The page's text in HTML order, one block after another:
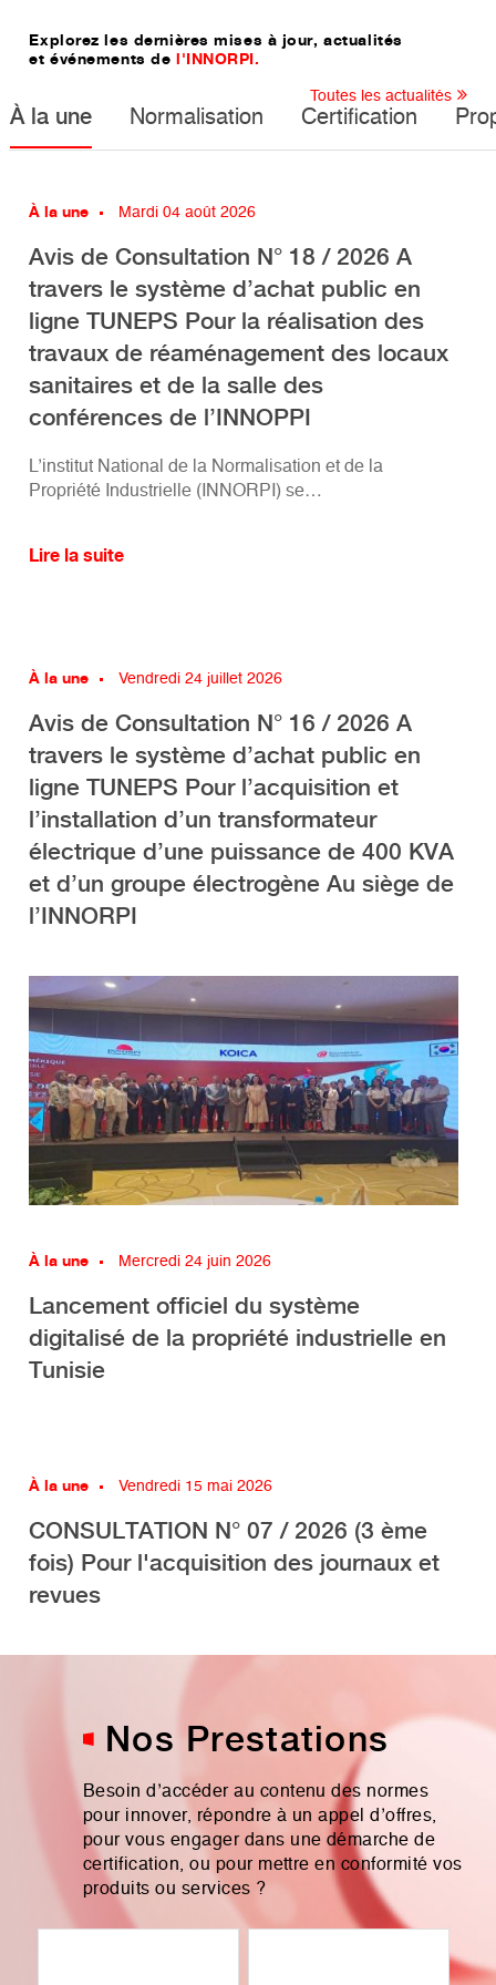
Explorez les dernières mises à jour, actualités
et événements de l'INNORPI.
Toutes les actualités
À la une Normalisation Certification
À la une Mardi 04 août 2026
Avis de Consultation N° 18 / 2026 A
travers le système d’achat public en
ligne TUNEPS Pour la réalisation des
travaux de réaménagement des locaux
sanitaires et de la salle des
conférences de l’INNOPPI
L’institut National de la Normalisation et de la
Propriété Industrielle (INNORPI) se…
Lire la suite
À la une Vendredi 24 juillet 2026
Avis de Consultation N° 16 / 2026 A
travers le système d’achat public en
ligne TUNEPS Pour l’acquisition et
l’installation d’un transformateur
électrique d’une puissance de 400 KVA
et d’un groupe électrogène Au siège de
l’INNORPI
À la une Mercredi 24 juin 2026
Lancement officiel du système
digitalisé de la propriété industrielle en
Tunisie
À la une Vendredi 15 mai 2026
CONSULTATION N° 07 / 2026 (3 ème
fois) Pour l'acquisition des journaux et
revues
Nos Prestations
Besoin d’accéder au contenu des normes
pour innover, répondre à un appel d’offres,
pour vous engager dans une démarche de
certification, ou pour mettre en conformité vos
produits ou services ?